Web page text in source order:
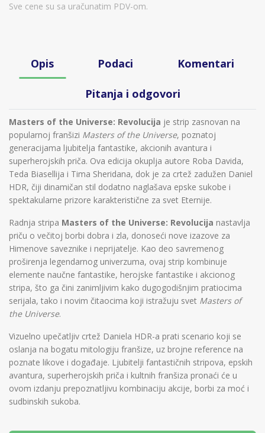
Sve cene su sa uračunatim PDV-om.
Opis Podaci Komentari
Pitanja i odgovori
Masters of the Universe: Revolucija je strip zasnovan na
popularnoj franšizi Masters of the Universe, poznatoj
generacijama ljubitelja fantastike, akcionih avantura i
superherojskih priča. Ova edicija okuplja autore Roba Davida,
Teda Biasellija i Tima Sheridana, dok je za crtež zadužen Daniel
HDR, čiji dinamičan stil dodatno naglašava epske sukobe i
spektakularne prizore karakteristične za svet Eternije.
Radnja stripa Masters of the Universe: Revolucija nastavlja
priču o večitoj borbi dobra i zla, donoseći nove izazove za
Himenove saveznike i neprijatelje. Kao deo savremenog
proširenja legendarnog univerzuma, ovaj strip kombinuje
elemente naučne fantastike, herojske fantastike i akcionog
stripa, što ga čini zanimljivim kako dugogodišnjim pratiocima
serijala, tako i novim čitaocima koji istražuju svet Masters of
the Universe.
Vizuelno upečatljiv crtež Daniela HDR-a prati scenario koji se
oslanja na bogatu mitologiju franšize, uz brojne reference na
poznate likove i događaje. Ljubitelji fantastičnih stripova, epskih
avantura, superherojskih priča i kultnih franšiza pronaći će u
ovom izdanju prepoznatljivu kombinaciju akcije, borbi za moć i
sudbinskih sukoba.